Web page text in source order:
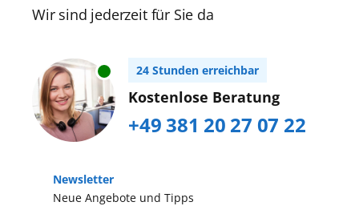
Wir sind jederzeit für Sie da
24 Stunden erreichbar
Kostenlose Beratung
+49 381 20 27 07 22
Neue Angebote und Tipps
Newsletter